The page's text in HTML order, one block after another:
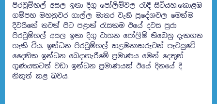
පිරවුම්හල් අසල ඉතා දිගු පෝලිම්වල රැඳී සිටියහ.කොළඹ
ගම්පහ මහනුවර ගාල්ල මාතර වැනි ප්‍රදේශවල මෙන්ම
දිවයිනේ තවත් පිට පළාත් රැසකම ඊයේ දවස පුරා
පිරවුම්හල් අසල ඉතා දිගු වාහන පෝලිම් තිබෙනු දැකගත
හැකි විය. ඉන්ධන පිරවුම්හල් කළමනාකරුවන් පැවසුවේ
දෛනික ඉන්ධන බෙදාහැරීමේ ප්‍රමාණය මෙන් දෙතුන්
ගුණයකටත් වඩා ඉන්ධන ප්‍රමාණයක් ඊයේ දිනයේ දී
නිකුත් කළ බවය.